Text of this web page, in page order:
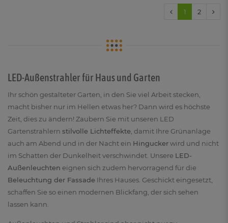
1 2
LED-Außenstrahler für Haus und Garten
Ihr schön gestalteter Garten, in den Sie viel Arbeit stecken,
macht bisher nur im Hellen etwas her? Dann wird es höchste
Zeit, dies zu ändern! Zaubern Sie mit unseren LED
Gartenstrahlern stilvolle Lichteffekte , damit Ihre Grünanlage
auch am Abend und in der Nacht ein Hinguckerwird und nicht
im Schatten der Dunkelheit verschwindet. Unsere LED-
Außenleuchten eignen sich zudem hervorragend für die
Beleuchtung der Fassade Ihres Hauses. Geschickt eingesetzt,
schaffen Sie so einen modernen Blickfang, der sich sehen
lassen kann.